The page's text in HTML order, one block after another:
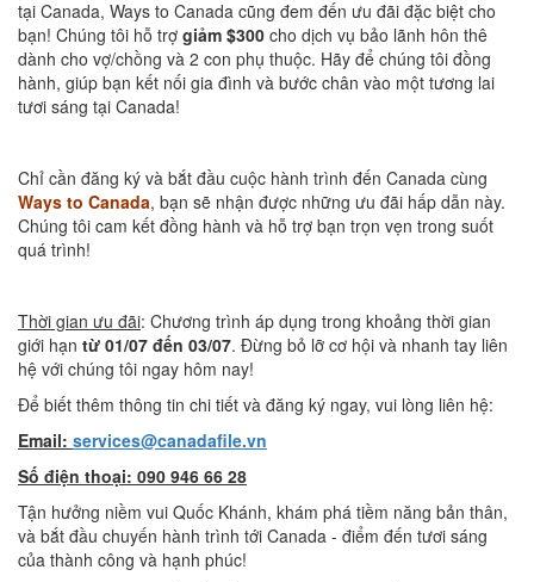
tại Canada, Ways to Canada cũng đem đến ưu đãi đặc biệt cho
bạn! Chúng tôi hỗ trợ giảm $300 cho dịch vụ bảo lãnh hôn thê
dành cho vợ/chồng và 2 con phụ thuộc. Hãy để chúng tôi đồng
hành, giúp bạn kết nối gia đình và bước chân vào một tương lai
tươi sáng tại Canada!
Chỉ cần đăng ký và bắt đầu cuộc hành trình đến Canada cùng
Ways to Canada, bạn sẽ nhận được những ưu đãi hấp dẫn này.
Chúng tôi cam kết đồng hành và hỗ trợ bạn trọn vẹn trong suốt
quá trình!
Thời gian ưu đãi: Chương trình áp dụng trong khoảng thời gian
giới hạn từ 01/07 đến 03/07. Đừng bỏ lỡ cơ hội và nhanh tay liên
hệ với chúng tôi ngay hôm nay!
Để biết thêm thông tin chi tiết và đăng ký ngay, vui lòng liên hệ:
Email: services@canadafile.vn
Số điện thoại: 090 946 66 28
Tận hưởng niềm vui Quốc Khánh, khám phá tiềm năng bản thân,
và bắt đầu chuyến hành trình tới Canada - điểm đến tươi sáng
của thành công và hạnh phúc!